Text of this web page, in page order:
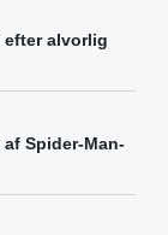
efter alvorlig
Spider-Man-